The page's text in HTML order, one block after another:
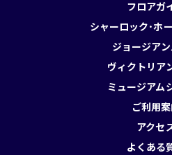
フロアガ
シャーロック･ホ
ジョージア
ヴィクトリア
ミュージアム
ご利用
アクセ
よくある